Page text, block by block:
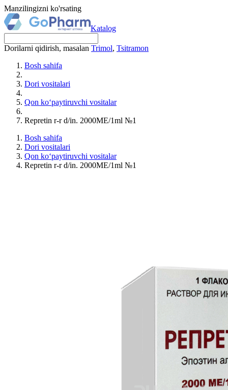
Manzilingizni ko'rsating
Katalog
Dorilarni qidirish, masalan Trimol, Tsitramon
Bosh sahifa
Dori vositalari
Qon ko‘paytiruvchi vositalar
Repretin r-r d/in. 2000MЕ/1ml №1
Bosh sahifa
Dori vositalari
Qon ko‘paytiruvchi vositalar
Repretin r-r d/in. 2000MЕ/1ml №1